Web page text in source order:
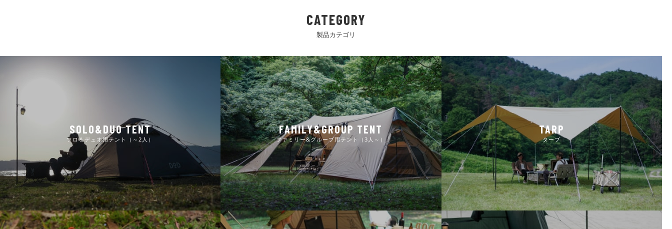
CATEGORY
製品カテゴリ
SOLO&DUO TENT
ソロ＆デュオ用テント（～2人）
FAMILY&GROUP TENT
ファミリー&グループ用テント（3人～）
TARP
タープ